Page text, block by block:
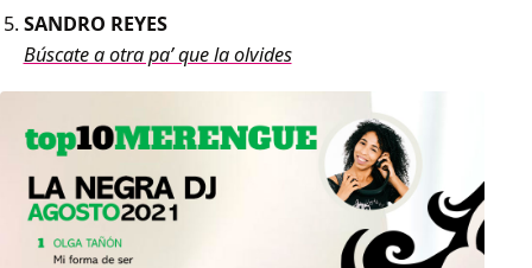
SANDRO REYES
Búscate a otra pa’ que la olvides